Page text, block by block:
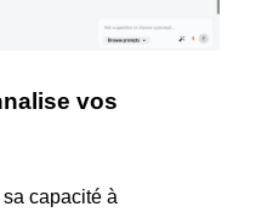
vos
capacité à